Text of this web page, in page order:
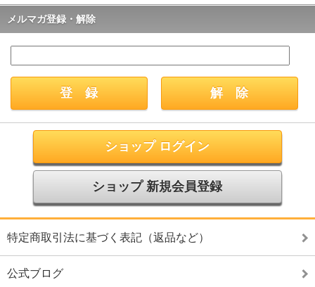
メルマガ登録・解除
ショップ ログイン
ショップ 新規会員登録
特定商取引法に基づく表記（返品など）
公式ブログ